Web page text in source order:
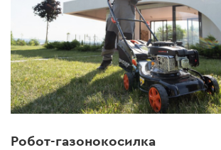
Робот-газонокосилка